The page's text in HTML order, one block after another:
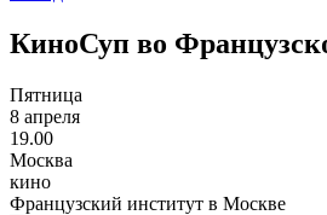
КиноСуп во
Пятница
8 апреля
19.00
Москва
кино
Французский институт в Москве